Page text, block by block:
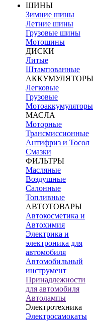
ШИНЫ
Зимние шины
Летние шины
Грузовые шины
Мотошины
ДИСКИ
Литые
Штампованные
АККУМУЛЯТОРЫ
Легковые
Грузовые
Мотоаккумуляторы
МАСЛА
Моторные
Трансмиссионные
Антифриз и Тосол
Смазки
ФИЛЬТРЫ
Масляные
Воздушные
Салонные
Топливные
АВТОТОВАРЫ
Автокосметика и
Автохимия
Электрика и
электроника для
автомобиля
Автомобильный
инструмент
Принадлежности
для автомобиля
Автолампы
Электротехника
Электросамокаты